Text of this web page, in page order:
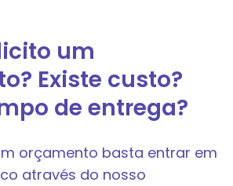
um
Existe custo?
de entrega?
orçamento basta entrar em
através do nosso